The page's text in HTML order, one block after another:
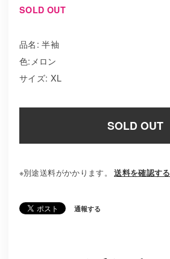
SOLD OUT
品名: 半袖
色:メロン
サイズ: XL
SOLD OUT
※別途送料がかかります。 送料を確認する
通報する